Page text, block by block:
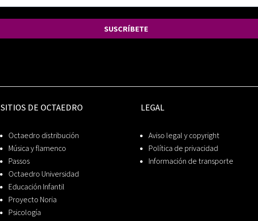
SUSCRÍBETE
SITIOS DE OCTAEDRO
Octaedro distribución
Música y flamenco
Passos
Octaedro Universidad
Educación Infantil
Proyecto Noria
Psicología
LEGAL
Aviso legal y copyright
Política de privacidad
Información de transporte